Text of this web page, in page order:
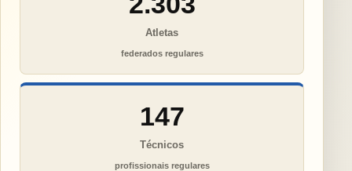
Atletas
federados regulares
147
Técnicos
profissionais regulares